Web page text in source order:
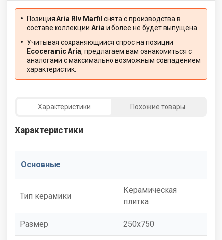
Позиция Aria Rlv Marfil снята с производства в
составе коллекции Aria и более не будет выпущена.
Учитывая сохраняющийся спрос на позиции
Ecoceramic Aria, предлагаем вам ознакомиться с
аналогами с максимально возможным совпадением
характеристик:
Характеристики Похожие товары
Характеристики
Основные
Тип керамики
Керамическая
плитка
Размер 250x750